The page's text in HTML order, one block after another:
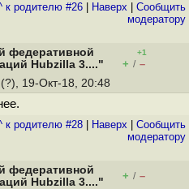
к родителю #26 Наверх
Cообщить
модератору
федеративной
Hubzilla 3...."
+1
+ / –
(?), 19-Окт-18, 20:48
к родителю #28 Наверх
Cообщить
модератору
федеративной
Hubzilla 3...."
+ / –